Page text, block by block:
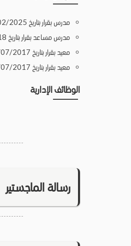
مدرس بقرار بتاريخ 03/02/2025 اعتبارا من 29/01/2025
مدرس مساعد بقرار بتاريخ 05/08/2018 اعتبارا من 05/08/2018
معيد بقرار بتاريخ 02/07/2017 اعتبارا من 31/10/2017
معيد بقرار بتاريخ 02/07/2017 اعتبارا من 31/10/2017
الوظائف الإدارية
رسالة الماجستير